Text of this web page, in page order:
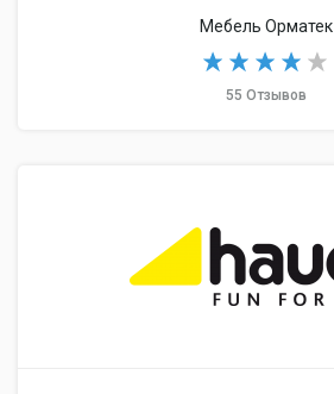
Мебель Орматек
55 Отзывов